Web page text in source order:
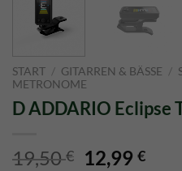
START / GITARREN & BÄSSE /
METRONOME
D ADDARIO Eclipse
19,50€ 12,99€